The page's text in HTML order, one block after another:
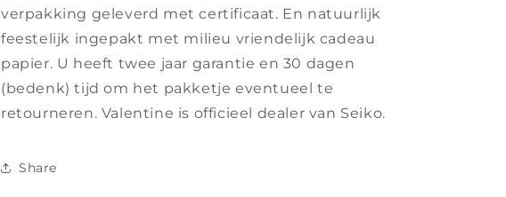
verpakking geleverd met certificaat. En natuurlijk
feestelijk ingepakt met milieu vriendelijk cadeau
papier. U heeft twee jaar garantie en 30 dagen
(bedenk) tijd om het pakketje eventueel te
retourneren. Valentine is officieel dealer van Seiko.
Share